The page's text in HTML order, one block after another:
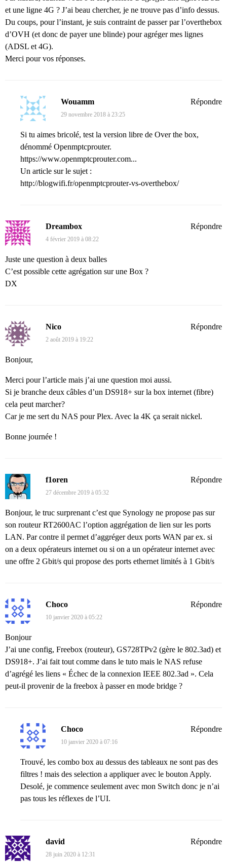
et une ligne 4G ? J’ai beau chercher, je ne trouve pas d’info dessus.
Du coups, pour l’instant, je suis contraint de passer par l’overthebox
d’OVH (et donc de payer une blinde) pour agréger mes lignes
(ADSL et 4G).
Merci pour vos réponses.
Wouamm
29 novembre 2018 à 23:25
Si tu aimes bricolé, test la version libre de Over the box,
dénommé Openmptcprouter.
https://www.openmptcprouter.com...
Un article sur le sujet :
http://blogwifi.fr/openmptcprouter-vs-overthebox/
Répondre
Dreambox
4 février 2019 à 08:22
Juste une question à deux balles
C’est possible cette agrégation sur une Box ?
DX
Répondre
Nico
2 août 2019 à 19:22
Bonjour,
Merci pour l’article mais j’ai une question moi aussi.
Si je branche deux câbles d’un DS918+ sur la box internet (fibre)
cela peut marcher?
Car je me sert du NAS pour Plex. Avec la 4K ça serait nickel.
Bonne journée !
Répondre
f1oren
27 décembre 2019 à 05:32
Bonjour, le truc surprenant c’est que Synology ne propose pas sur
son routeur RT2600AC l’option aggrégation de lien sur les ports
LAN. Par contre il permet d’aggréger deux ports WAN par ex. si
on a deux opérateurs internet ou si on a un opérateur internet avec
une offre 2 Gbit/s qui propose des ports ethernet limités à 1 Gbit/s
Répondre
Choco
10 janvier 2020 à 05:22
Bonjour
J’ai une config, Freebox (routeur), GS728TPv2 (gère le 802.3ad) et
DS918+. J’ai fait tout comme dans le tuto mais le NAS refuse
d’agrégé les liens « Échec de la connexion IEEE 802.3ad ». Cela
peut-il provenir de la freebox à passer en mode bridge ?
Répondre
Choco
10 janvier 2020 à 07:16
Trouvé, les combo box au dessus des tableaux ne sont pas des
filtres ! mais des selection a appliquer avec le bouton Apply.
Desolé, je commence seulement avec mon Switch donc je n’ai
pas tous les réflexes de l’UI.
Répondre
david
28 juin 2020 à 12:31
Répondre